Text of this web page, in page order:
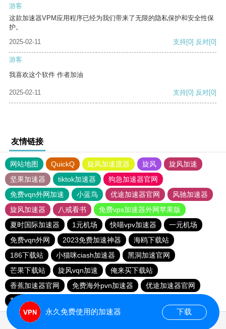
游客
这款加速器VPM应用程序已经为我们带来了无限的隐私保护和安全性保
护。
2025-02-11
支持[0] 反对[0]
游客
我喜欢这个软件 作者加油
2025-02-11 支持[0] 反对[0]
友情链接
网站地图 QuickQ 旋风加速度器 旋风
旋风加速
坚果加速器
tiktok加速器
狗急加速器官网
免费vqn外网加速
小蓝鸟 优途加速器官网
风驰加速器
旋风加速器
八戒看书
免费vps加速器外网苹果版
夏时国际加速器
1元机场 快喵vpv加速器
一元机场
免费vqn外网
2023免费加速神器
海鸥下载站
186下载站
小猫咪ciash加速器
黑洞加速官网
芒果下载站
旋风vqn加速
俺来买下载站
香蕉加速器官网
免费海外pvn加速器
优途加速器官网
慧通下载站
永久免费使用的加速器 下载